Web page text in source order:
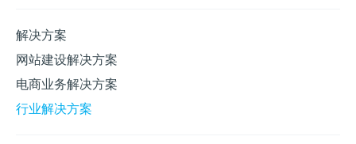
解决方案
网站建设解决方案
电商业务解决方案
行业解决方案